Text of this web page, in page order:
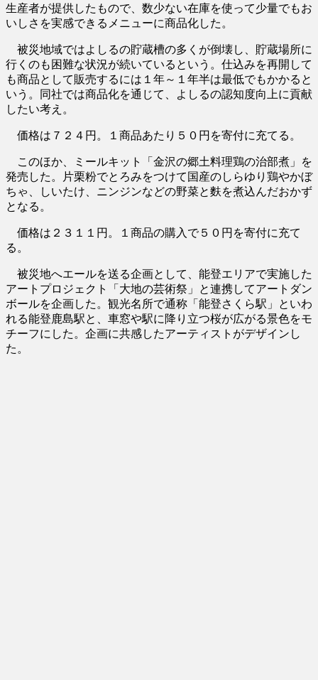
生産者が提供したもので、数少ない在庫を使って少量でもお
いしさを実感できるメニューに商品化した。
被災地域ではよしるの貯蔵槽の多くが倒壊し、貯蔵場所に
行くのも困難な状況が続いているという。仕込みを再開して
も商品として販売するには１年～１年半は最低でもかかると
いう。同社では商品化を通じて、よしるの認知度向上に貢献
したい考え。
価格は７２４円。１商品あたり５０円を寄付に充てる。
このほか、ミールキット「金沢の郷土料理鶏の治部煮」を
発売した。片栗粉でとろみをつけて国産のしらゆり鶏やかぼ
ちゃ、しいたけ、ニンジンなどの野菜と麩を煮込んだおかず
となる。
価格は２３１１円。１商品の購入で５０円を寄付に充て
る。
被災地へエールを送る企画として、能登エリアで実施した
アートプロジェクト「大地の芸術祭」と連携してアートダン
ボールを企画した。観光名所で通称「能登さくら駅」といわ
れる能登鹿島駅と、車窓や駅に降り立つ桜が広がる景色をモ
チーフにした。企画に共感したアーティストがデザインし
た。